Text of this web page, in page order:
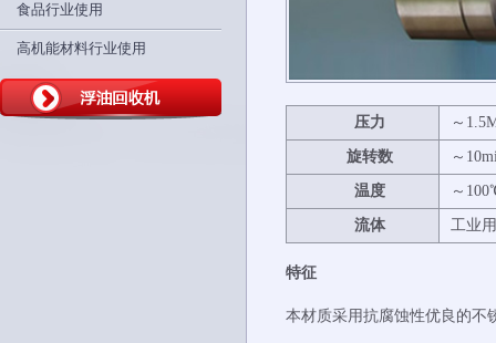
食品行业使用
高机能材料行业使用
压力 ～
旋转数 ～
温度 ～
流体 工业
特征
本材质采用抗腐蚀性优良的不